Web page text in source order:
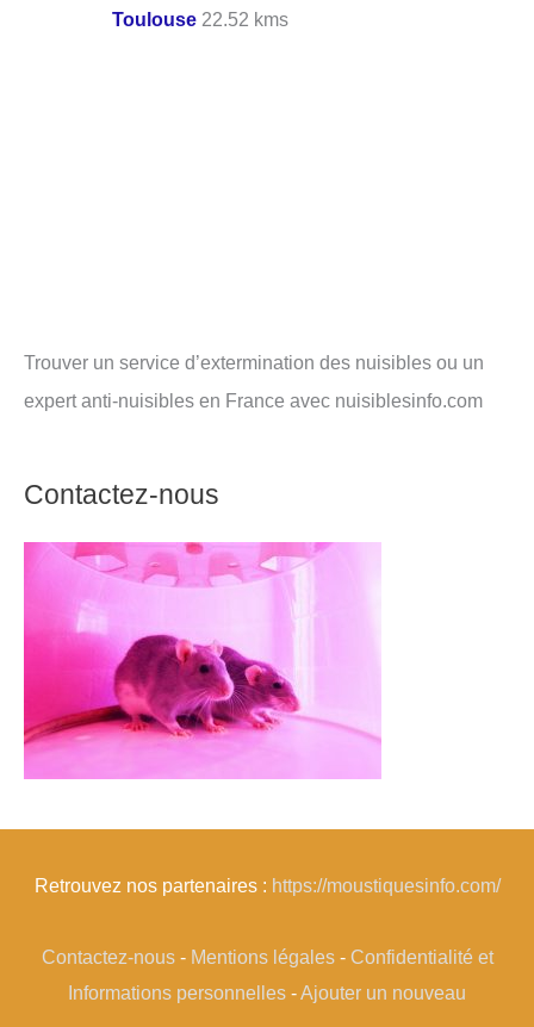
Toulouse 22.52 kms
Trouver un service d’extermination des nuisibles ou un
expert anti-nuisibles en France avec nuisiblesinfo.com
Contactez-nous
Retrouvez nos partenaires : https://moustiquesinfo.com/
Contactez-nous- Mentions légales- Confidentialité et
Informations personnelles -Ajouter un nouveau